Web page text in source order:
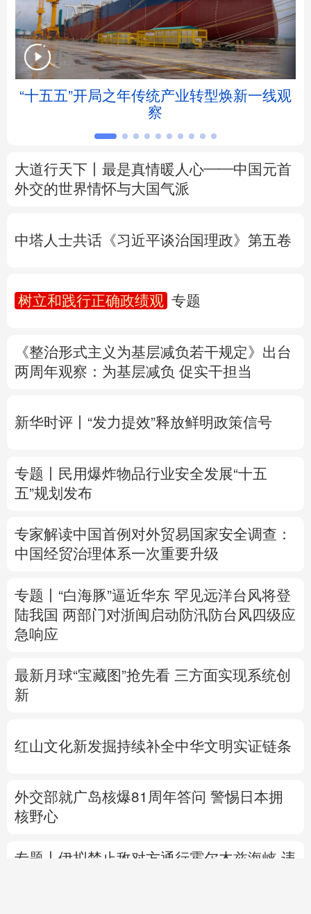
北京 天津 河北 山西
辽宁 吉林 上海 江苏
浙江 安徽 福建 江西
四川 贵州 云南
English Español Français عربى
Deutsch Português
“十五五”开局之年传统产业转型焕新一线观
察
大道行天下丨最是真情暖人心——中国元首
外交的世界情怀与大国气派
中塔人士共话《习近平谈治国理政》第五卷
树立和践行正确政绩观 专题
《整治形式主义为基层减负若干规定》出台
两周年观察 ：为基层减负 促实干担当
新华时评丨“发力提效”释放鲜明政策信号
专题丨
民用爆炸物品行业安全发展“十五
五”规划发布
专家解读中国首例对外贸易国家安全调查：
中国经贸治理体系一次重要升级
专题丨 “白海豚”逼近华东 罕见远洋台风将登
陆我国 两部门对浙闽启动防汛防台风四级应
急响应
最新月球“宝藏图”抢先看 三方面实现系统创
新
红山文化新发掘持续补全中华文明实证链条
外交部就广岛核爆81周年答问 警惕日本拥
核野心
专题丨 伊拟禁止敌对方通行霍尔木兹海峡 违